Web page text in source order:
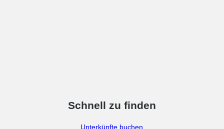
Schnell zu finden
Unterkünfte buchen